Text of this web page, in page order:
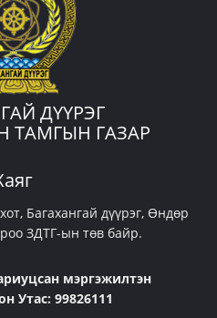
ДҮҮРЭГ
ТАМГЫН ГАЗАР
Багахангай дүүрэг, Өндөр
ЗДТГ-ын төв байр.
мэргэжилтэн
Утас: 99826111